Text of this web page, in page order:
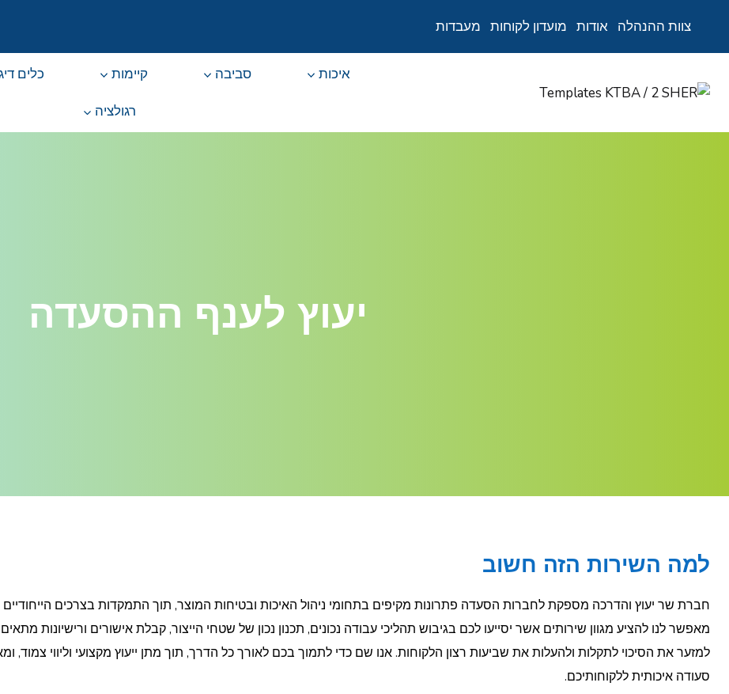
צוות ההנהלה אודות מועדון לקוחות מעבדות
כלים קיימות סביבה איכות
רגולציה
יעוץ לענף ההסעדה
למה השירות הזה חשוב
חברת שר יעוץ והדרכה מספקת לחברות הסעדה פתרונות מקיפים בתחומי ניהול האיכות ובטיחות המוצר, תוך התמקדות בצרכים
מאפשר לנו להציע מגוון שירותים אשר יסייעו לכם בגיבוש תהליכי עבודה נכונים, תכנון נכון של שטחי הייצור, קבלת אישורים ורישיונות
למזער את הסיכוי לתקלות ולהעלות את שביעות רצון הלקוחות. אנו שם כדי לתמוך בכם לאורך כל הדרך, תוך מתן ייעוץ מקצועי וליווי
סעודה איכותית ללקוחותיכם.